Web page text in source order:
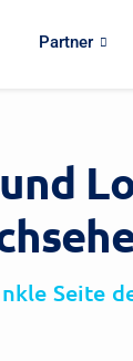
Partner
Seite